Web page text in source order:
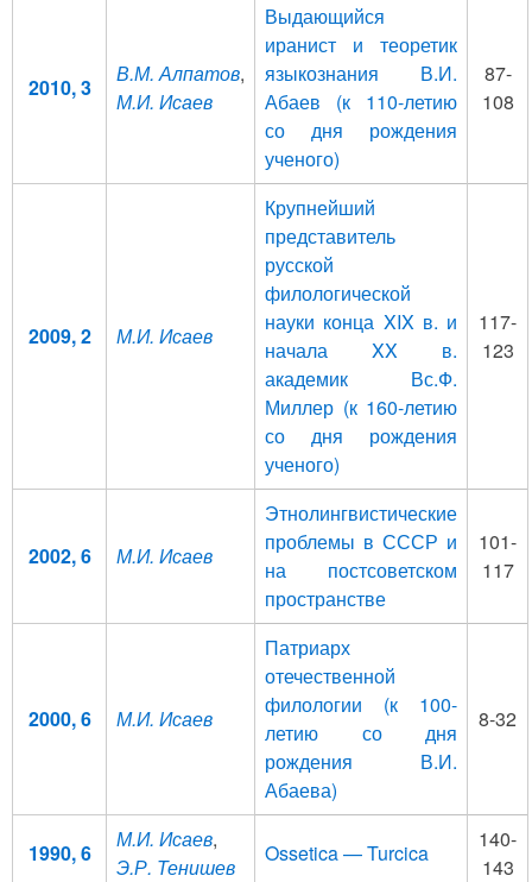
2010, 3
В.М. Алпатов,
М.И. Исаев
Выдающийся
иранист и теоретик
языкознания В.И.
Абаев (к 110-летию
со дня рождения
ученого)
87-
108
2009, 2 М.И. Исаев
Крупнейший
представитель
русской
филологической
науки конца XIX в. и
начала XX в.
академик Вс.Ф.
Миллер (к 160-летию
со дня рождения
ученого)
117-
123
2002, 6 М.И. Исаев
Этнолингвистические
проблемы в СССР и
на постсоветском
пространстве
101-
117
2000, 6 М.И. Исаев
Патриарх
отечественной
филологии (к 100-
летию со дня
рождения В.И.
Абаева)
8-32
1990, 6
М.И. Исаев,
Э.Р. Тенишев
Ossetica — Turcica
140-
143